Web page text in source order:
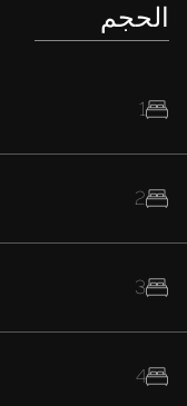
الحجم
1
2
3
4